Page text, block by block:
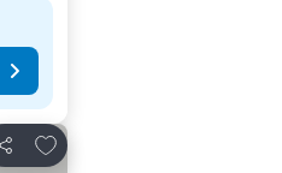
Teilen
Zu Favoriten hinzufügen